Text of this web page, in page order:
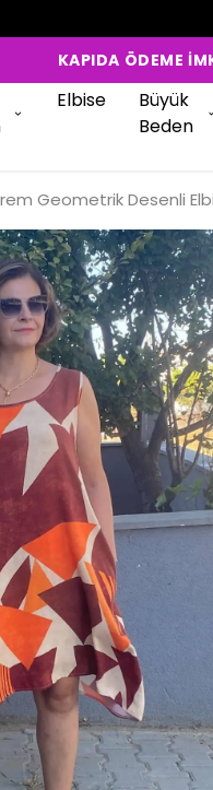
KREDİ KARTINA 12
Elbise
Büyük
Beden
Geometrik Desenli